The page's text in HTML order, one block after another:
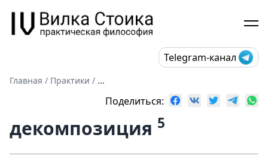
Telegram-канал
Главная / Практики / ...
Поделиться:
декомпозиция 5